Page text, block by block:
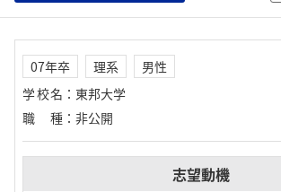
07年卒 理系
男性
学校名 ： 東邦大学
職種 ： 非公開
志望動機